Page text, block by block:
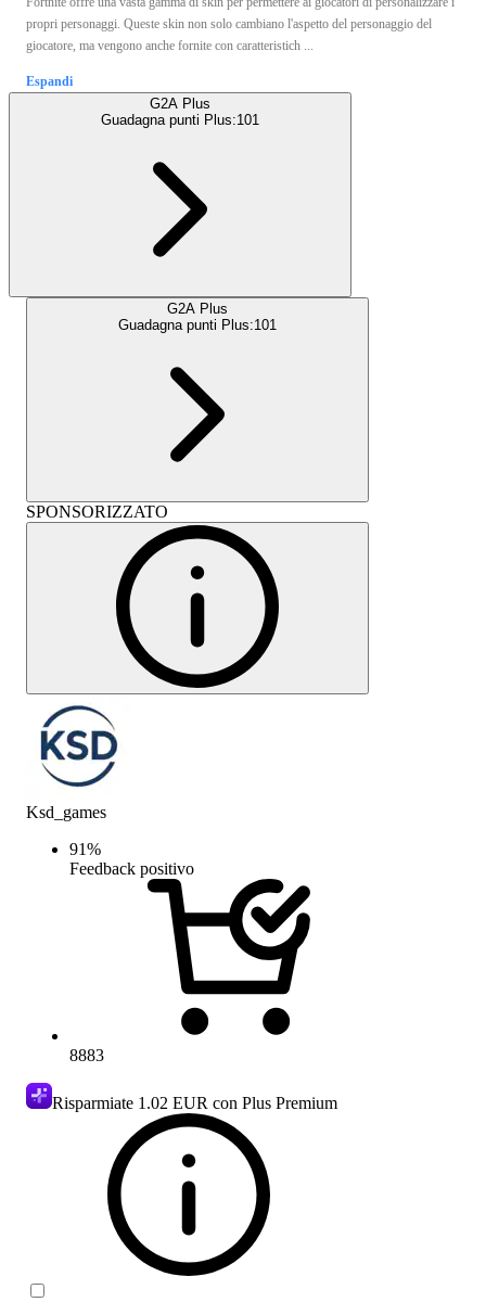
propri personaggi. Queste skin non solo cambiano l'aspetto del personaggio del
giocatore, ma vengono anche fornite con caratteristich ...
Espandi
G2A Plus
Guadagna punti Plus:101
G2A Plus
Guadagna punti Plus:101
SPONSORIZZATO
Ksd_games
91%
Feedback positivo
8883
Risparmiate 1.02 EUR con Plus Premium